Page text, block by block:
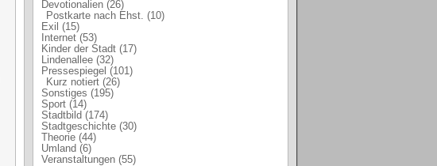
Devotionalien (26)
Postkarte nach Ehst. (10)
Exil (15)
Internet (53)
Kinder der Stadt (17)
Lindenallee (32)
Pressespiegel (101)
Kurz notiert (26)
Sonstiges (195)
Sport (14)
Stadtbild (174)
Stadtgeschichte (30)
Theorie (44)
Umland (6)
Veranstaltungen (55)